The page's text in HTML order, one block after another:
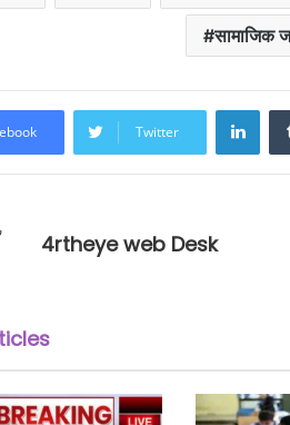
सामाजिक
Twitter
4rtheye web Desk